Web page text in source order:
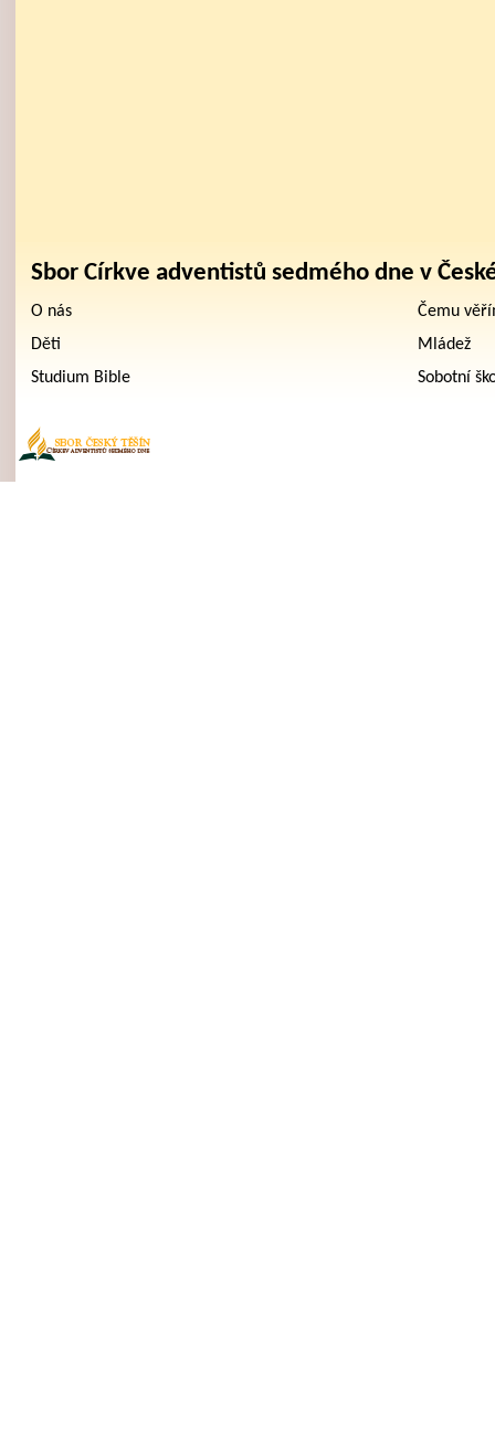
Sbor Církve adventistů sedmého dne v
O nás
Čemu
Děti
Mládež
Studium Bible
Sobotní